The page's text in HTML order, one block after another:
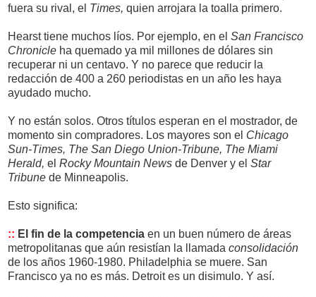
fuera su rival, el Times, quien arrojara la toalla primero.
Hearst tiene muchos líos. Por ejemplo, en el San Francisco
Chronicle ha quemado ya mil millones de dólares sin
recuperar ni un centavo. Y no parece que reducir la
redacción de 400 a 260 periodistas en un año les haya
ayudado mucho.
Y no están solos. Otros títulos esperan en el mostrador, de
momento sin compradores. Los mayores son el Chicago
Sun-Times, The San Diego Union-Tribune, The Miami
Herald, el Rocky Mountain News de Denver y el Star
Tribune de Minneapolis.
Esto significa:
:: El fin de la competencia en un buen número de áreas
metropolitanas que aún resistían la llamada consolidación
de los años 1960-1980. Philadelphia se muere. San
Francisco ya no es más. Detroit es un disimulo. Y así.